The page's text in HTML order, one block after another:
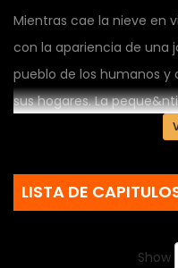
Mientras cae la nieve en
con la apariencia de una
pueblo de los humanos y
sus hogares. La
cuando un Exorcista le
siente atra&iacute;da por
reconfortante en la que
LISTA DE
Show